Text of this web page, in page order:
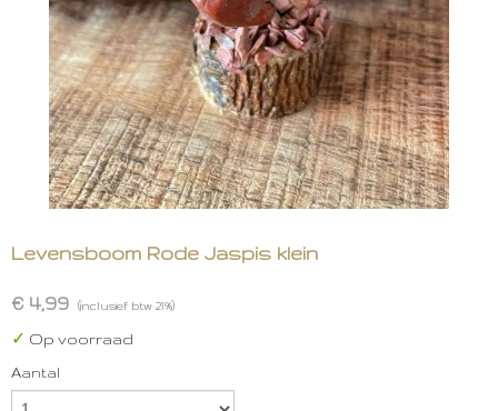
Levensboom Rode Jaspis klein
€ 4,99 (inclusief btw 21%)
✓ Op voorraad
Aantal